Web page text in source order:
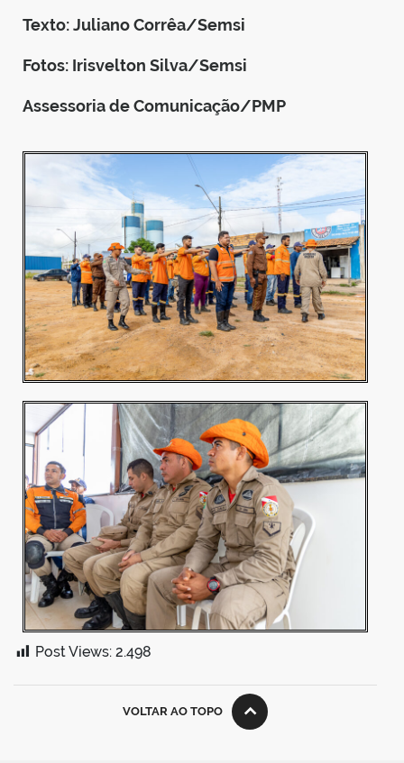
Texto: Juliano Corrêa/Semsi
Fotos: Irisvelton Silva/Semsi
Assessoria de Comunicação/PMP
Post Views: 2.498
VOLTAR AO TOPO